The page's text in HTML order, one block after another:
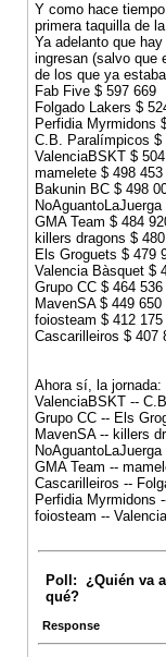
Y como hace
primera taquilla de
Ya adelanto que
ingresan (salvo que
de los que ya
Fab Five $ 597 669
Folgado Lakers $
Perfidia Myrmidons
C.B. Paralímpicos $
ValenciaBSKT $
mamelete $ 498 453
Bakunin BC $ 498
GMA Team $ 484
killers dragons $
Els Groguets $ 479
Valencia Bàsquet $
Grupo CC $ 464 536
MavenSA $ 449 650
foiosteam $ 412 175
Cascarilleiros $ 407
Ahora sí, la jornada:
ValenciaBSKT --
Grupo CC -- Els
MavenSA -- killers
GMA Team --
Cascarilleiros --
Perfidia Myrmidons
foiosteam --
Poll: ¿Quién va
qué?
Response